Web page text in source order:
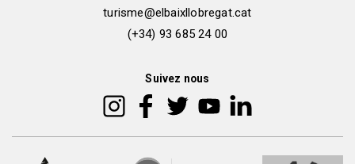
turisme@elbaixllobregat.cat
(+34) 93 685 24 00
Suivez nous